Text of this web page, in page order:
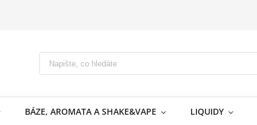
BÁZE, AROMATA A SHAKE&VAPE LIQUIDY